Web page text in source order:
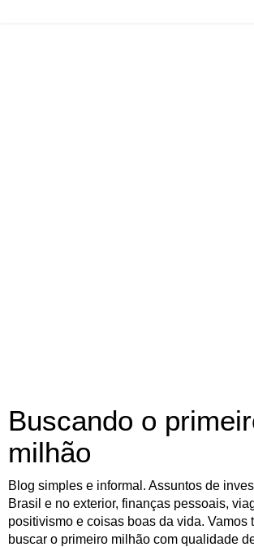
Buscando o
milhão
Blog simples e informal. Assuntos de
Brasil e no exterior, finanças pessoais,
positivismo e coisas boas da vida. Vamos
buscar o primeiro milhão com qualidade